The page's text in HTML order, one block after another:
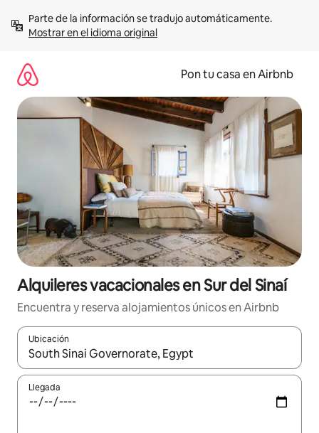
contenidoMostrar en el idioma original
Pon tu casa en Airbnb
Alquileres vacacionales en Sur del Sinaí
Encuentra y reserva alojamientos únicos en Airbnb
Ubicación
Cuando los resultados estén disponibles, navega con las
Llegada